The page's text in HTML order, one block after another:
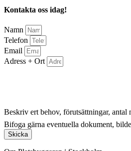
Kontakta oss idag!
Namn
Telefon
Email
Adress + Ort
Beskriv ert behov, förutsättningar, antal
Bifoga gärna eventuella dokument,
Skicka